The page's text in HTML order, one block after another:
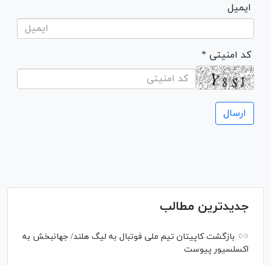
ایمیل
* کد امنیتی
جدیدترین مطالب
بازگشت کاپیتان تیم ملی فوتبال به لیگ هلند/ جهانبخش به
اکسلسیور پیوست